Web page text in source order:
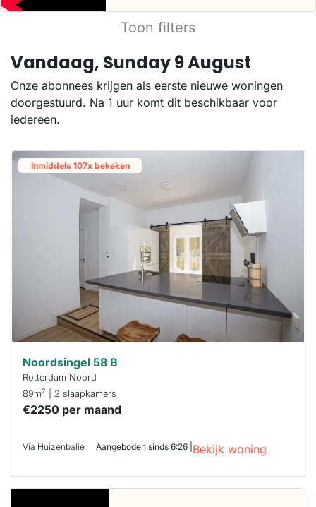
Toon filters
Vandaag, Sunday 9 August
Onze abonnees krijgen als eerste nieuwe woningen
doorgestuurd. Na 1 uur komt dit beschikbaar voor
iedereen.
Inmiddels 107x bekeken
Noordsingel 58 B
Rotterdam Noord
89m2 | 2 slaapkamers
€2250 per maand
Via Huizenbalie Aangeboden sinds 6:26 | Bekijk woning